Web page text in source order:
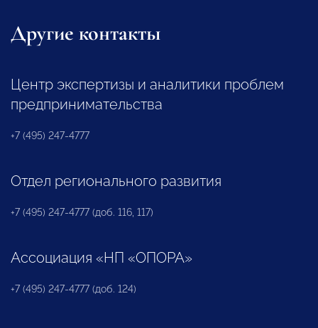
Другие контакты
Центр экспертизы и аналитики проблем
предпринимательства
+7 (495) 247-4777
Отдел регионального развития
+7 (495) 247-4777 (доб. 116, 117)
Ассоциация «НП «ОПОРА»
+7 (495) 247-4777 (доб. 124)